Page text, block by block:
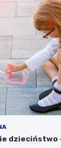
dzieciństwo